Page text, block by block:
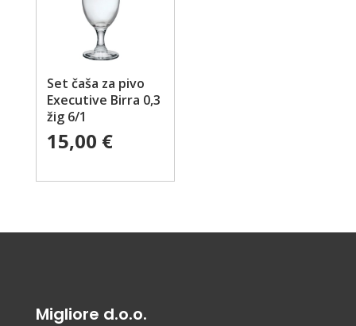
Set čaša za pivo
Executive Birra 0,3
žig 6/1
15,00 €
Migliore d.o.o.